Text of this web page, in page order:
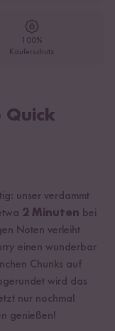
100%
Käuferschutz
Quick
unser verdammt
2 Minuten bei
Noten verleiht
einen wunderbar
Chunks auf
wird das
nur nochmal
genießen!